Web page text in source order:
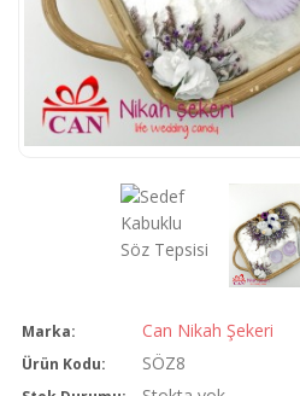
Marka: Can Nikah Şekeri
Ürün Kodu: SÖZ8